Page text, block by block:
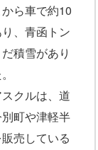
ら車で約10
、青函トン
積雪があり
クルは、道
町や津軽半
売している